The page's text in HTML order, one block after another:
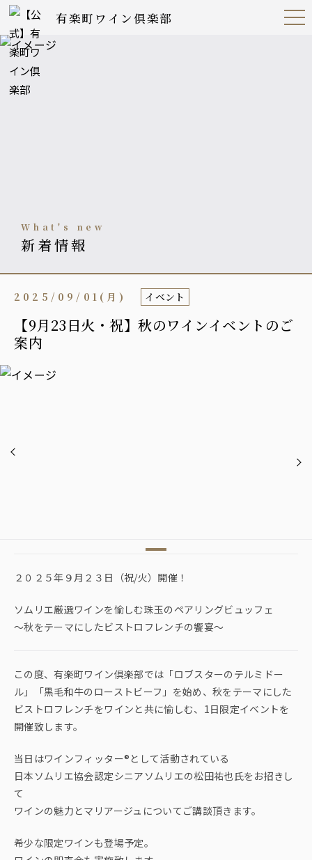
有楽町ワイン倶楽部 Open
Navig
what's new
新着情報
【9月23日火・祝】秋のワインイベントのご
案内
2025/09/01(月) イベント
２０２５年９月２３日（祝/火）開催！
ソムリエ厳選ワインを愉しむ珠玉のペアリングビュッフェ
～秋をテーマにしたビストロフレンチの饗宴～
この度、有楽町ワイン倶楽部では「ロブスターのテルミドー
ル」「黒毛和牛のローストビーフ」を始め、秋をテーマにした
ビストロフレンチをワインと共に愉しむ、1日限定イベントを
開催致します。
当日はワインフィッター®️として活動されている
日本ソムリエ協会認定シニアソムリエの松田祐也氏をお招きし
て
ワインの魅力とマリアージュについてご講談頂きます。
希少な限定ワインも登場予定。